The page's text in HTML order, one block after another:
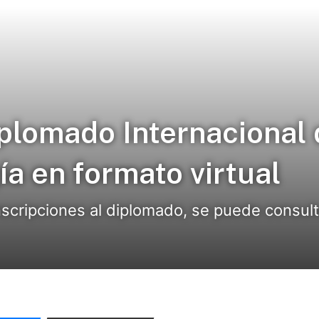
Internacional
en formato virtual
al diplomado, se puede